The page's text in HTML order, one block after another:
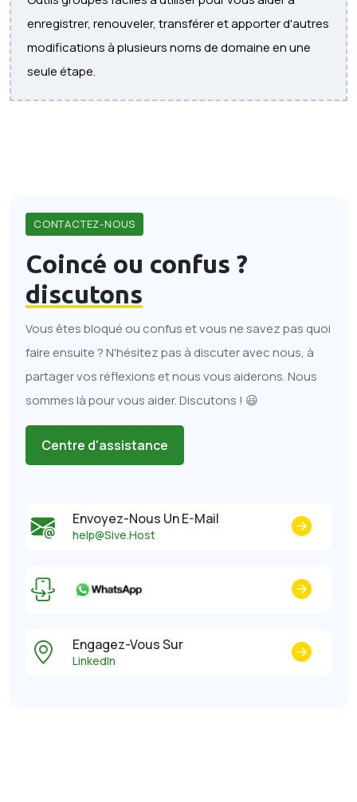
enregistrer, renouveler, transférer et apporter d'autres
modifications à plusieurs noms de domaine en une
seule étape.
CONTACTEZ-NOUS
Coincé ou confus ?
discutons
Vous êtes bloqué ou confus et vous ne savez pas quoi
faire ensuite ? N'hésitez pas à discuter avec nous, à
partager vos réflexions et nous vous aiderons. Nous
sommes là pour vous aider. Discutons ! 😃
Centre d'assistance
Envoyez-Nous Un E-Mail
help@Sive.Host
Engagez-Vous Sur
LinkedIn